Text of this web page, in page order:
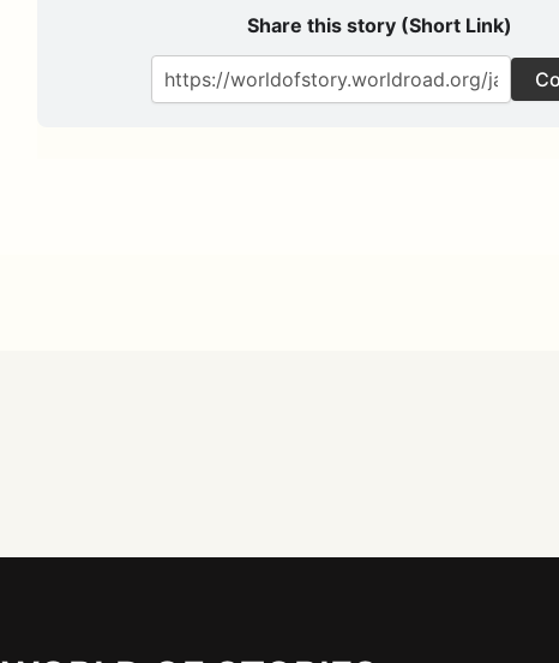
Share this story (Short Link)